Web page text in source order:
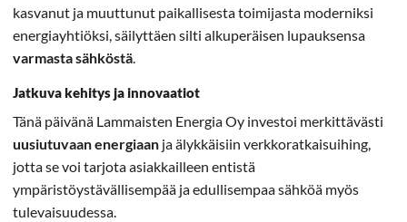
kasvanut ja muuttunut paikallisesta toimijasta moderniksi
energiayhtiöksi, säilyttäen silti alkuperäisen lupauksensa
varmasta sähköstä.
Jatkuva kehitys ja innovaatiot
Tänä päivänä Lammaisten Energia Oy investoi merkittävästi
uusiutuvaan energiaan ja älykkäisiin verkkoratkaisuihing,
jotta se voi tarjota asiakkailleen entistä
ympäristöystävällisempää ja edullisempaa sähköä myös
tulevaisuudessa.